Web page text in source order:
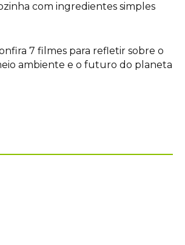
com ingredientes simples
7 filmes para refletir sobre o
ambiente e o futuro do planeta